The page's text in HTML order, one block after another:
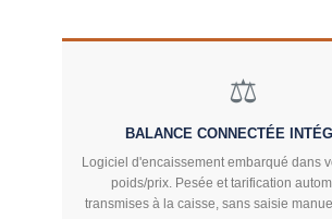
⚖️
BALANCE CONNECTÉE
Logiciel d'encaissement embarqué dans
poids/prix. Pesée et tarification
transmises à la caisse, sans saisie